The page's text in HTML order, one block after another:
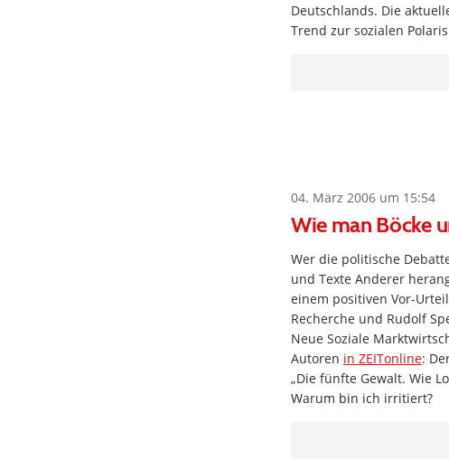
Deutschlands. Die
Trend zur sozialen
04. März 2006 um 15:54
Wie man Böcke
Wer die politische
und Texte Anderer
einem positiven Vor-
Recherche und Rudolf
Neue Soziale
Autoren in ZEITonline:
„Die fünfte Gewalt. Wie
Warum bin ich irritiert?